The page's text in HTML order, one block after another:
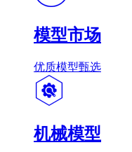
模型市场
优质模型甄选
机械模型